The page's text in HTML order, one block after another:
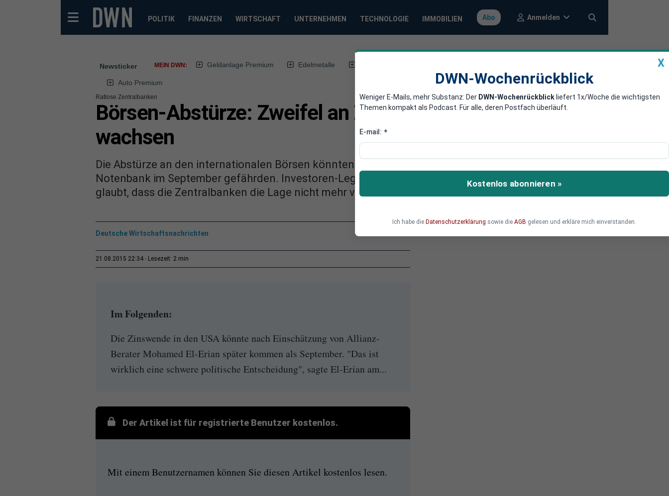
POLITIK FINANZEN WIRTSCHAFT UNTERNEHMEN TECHNOLOGIE IMMOBILIEN Abo Anmelden
Newsticker MEIN DWN: Geldanlage Premium Edelmetalle
Auto Premium
Ratlose Zentralbanken
Börsen-Abstürze: Zweifel an Zins-Wende in den USA
wachsen
Die Abstürze an den internationalen Börsen könnten die lange vorbereitete Zins-Wende der US-
Notenbank im September gefährden. Investoren-Legende Mohamed El-Erian von der Allianz
glaubt, dass die Zentralbanken die Lage nicht mehr vollständig im Griff hätten.
Deutsche Wirtschaftsnachrichten
21.08.2015 22:34 Lesezeit: 2 min
Im Folgenden:
Die Zinswende in den USA könnte nach Einschätzung von Allianz-
Berater Mohamed El-Erian später kommen als September. "Das ist
wirklich eine schwere politische Entscheidung", sagte El-Erian am...
Der Artikel ist für registrierte Benutzer kostenlos.
Mit einem Benutzernamen können Sie diesen Artikel kostenlos lesen.
X
DWN-Wochenrückblick
Weniger E-Mails, mehr Substanz: Der DWN-Wochenrückblick liefert 1x/Woche die wichtigsten
Themen kompakt als Podcast. Für alle, deren Postfach überläuft.
E-mail: *
Kostenlos abonnieren »
Ich habe die Datenschutzerklärung sowie die AGB gelesen und erkläre mich einverstanden.